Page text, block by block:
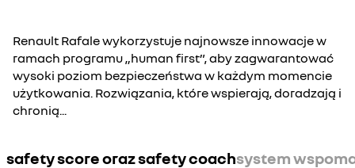
Renault Rafale wykorzystuje najnowsze innowacje w
ramach programu „human first”, aby zagwarantować
wysoki poziom bezpieczeństwa w każdym momencie
użytkowania. Rozwiązania, które wspierają, doradzają i
chronią...
safety score oraz safety coachsystem